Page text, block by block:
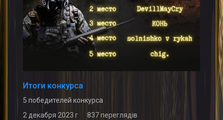
Итоги конкурса
5 победителей конкурса
2 декабря 2023 г 837 переглядів